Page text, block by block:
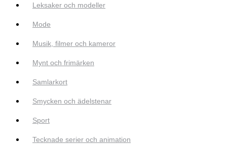
Leksaker och modeller
Mode
Musik, filmer och kameror
Mynt och frimärken
Samlarkort
Smycken och ädelstenar
Sport
Tecknade serier och animation